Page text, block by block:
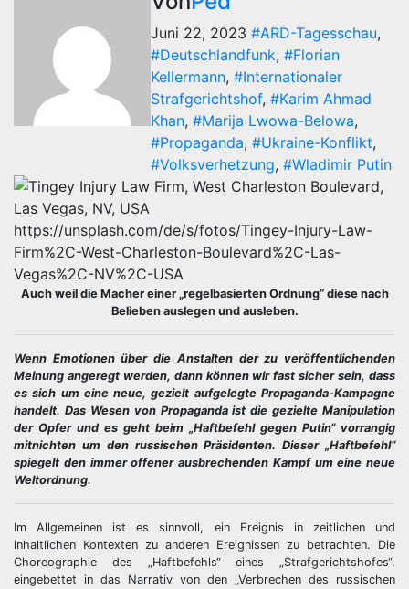
Juni 22, 2023 #ARD-Tagesschau,
#Deutschlandfunk, #Florian
Kellermann, #Internationaler
Strafgerichtshof, #Karim Ahmad
Khan, #Marija Lwowa-Belowa,
#Propaganda, #Ukraine-Konflikt,
#Volksverhetzung, #Wladimir Putin
https://unsplash.com/de/s/fotos/Tingey-Injury-Law-
Firm%2C-West-Charleston-Boulevard%2C-Las-
Vegas%2C-NV%2C-USA
Auch weil die Macher einer „regelbasierten Ordnung“ diese nach
Belieben auslegen und ausleben.
Wenn Emotionen über die Anstalten der zu veröffentlichenden
Meinung angeregt werden, dann können wir fast sicher sein, dass
es sich um eine neue, gezielt aufgelegte Propaganda-Kampagne
handelt. Das Wesen von Propaganda ist die gezielte Manipulation
der Opfer und es geht beim „Haftbefehl gegen Putin“ vorrangig
mitnichten um den russischen Präsidenten. Dieser „Haftbefehl“
spiegelt den immer offener ausbrechenden Kampf um eine neue
Weltordnung.
Im Allgemeinen ist es sinnvoll, ein Ereignis in zeitlichen und
inhaltlichen Kontexten zu anderen Ereignissen zu betrachten. Die
Choreographie des „Haftbefehls“ eines „Strafgerichtshofes“,
eingebettet in das Narrativ von den „Verbrechen des russischen